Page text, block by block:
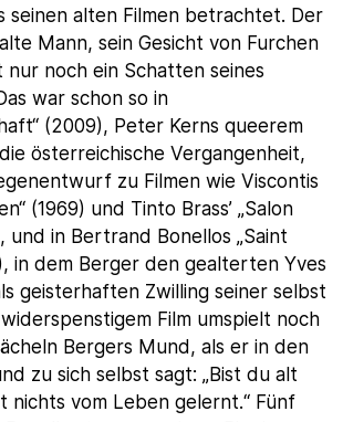
seinen alten Filmen betrachtet. Der
Mann, sein Gesicht von Furchen
noch ein Schatten seines
war schon so in
(2009), Peter Kerns queerem
österreichische Vergangenheit,
zu Filmen wie Viscontis
(1969) und Tinto Brass’ „Salon
und in Bertrand Bonellos „Saint
in dem Berger den gealterten Yves
geisterhaften Zwilling seiner selbst
Film umspielt noch
Bergers Mund, als er in den
zu sich selbst sagt: „Bist du alt
nichts vom Leben gelernt.“ Fünf